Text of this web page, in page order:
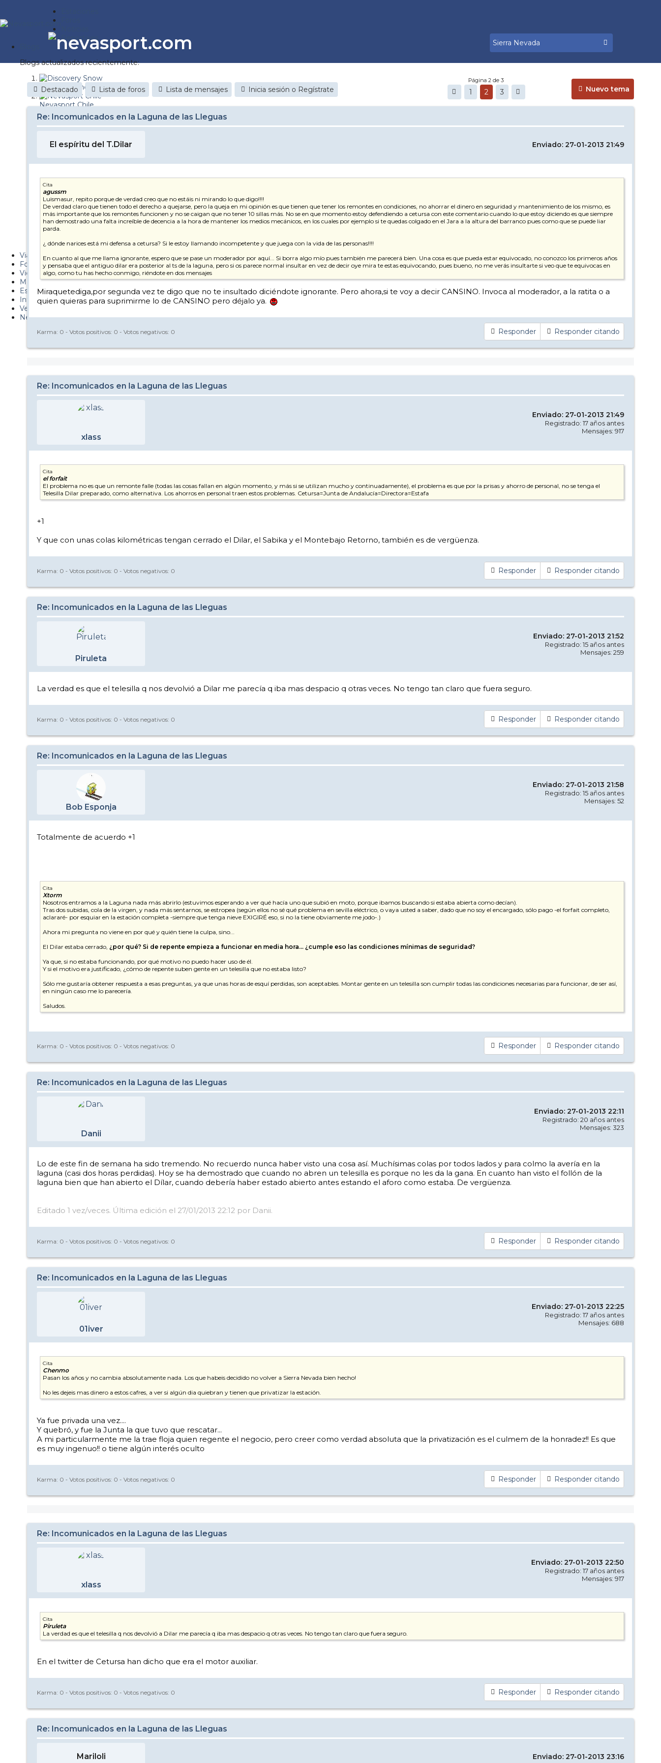
Reportajes
Blogs actualizados recientemente:
Discovery Snow
Nevasport Chile
Esquiaryviajar.com
nevasport blog
It's a powder da
Diario de un friki
Revista NIX
Metiendo Cantos
PUCAF - Blog
Viajes
Fotos
Videos
Material
Esquí Pro
Infonieve
Verano
Nevalog
Nuevo tema
Destacado Lista de foros Lista de mensajes Inicia sesión o Regístrate
Página 2 de 3
1 2 3
Re: Incomunicados en la Laguna de las Lleguas
El espíritu del T.Dilar Enviado: 27-01-2013 21:49
Cita
agussm
Luismasur, repito porque de verdad creo que no estáis ni mirando lo que digo!!!!
De verdad claro que tienen todo el derecho a quejarse, pero la queja en mi opinión es que tienen que tener los remontes en condiciones, no ahorrar el dinero en seguridad y mantenimiento de los mismo, es
más importante que los remontes funcionen y no se caigan que no tener 10 sillas más. No se en que momento estoy defendiendo a cetursa con este comentario cuando lo que estoy diciendo es que siempre
han demostrado una falta increíble de decencia a la hora de mantener los medios mecánicos, en los cuales por ejemplo si te quedas colgado en el Jara a la altura del barranco pues como que se puede liar
parda.
¿ dónde narices está mi defensa a cetursa? Si le estoy llamando incompetente y que juega con la vida de las personas!!!!
En cuanto al que me llama ignorante, espero que se pase un moderador por aquí... Si borra algo mío pues también me parecerá bien. Una cosa es que pueda estar equivocado, no conozco los primeros años
y pensaba que el antiguo dilar era posterior al ts de la laguna, pero si os parece normal insultar en vez de decir oye mira te estas equivocando, pues bueno, no me verás insultarte si veo que te equivocas en
algo, como tu has hecho conmigo, riéndote en dos mensajes
Miraquetediga,por segunda vez te digo que no te insultado diciéndote ignorante. Pero ahora,si te voy a decir CANSINO. Invoca al moderador, a la ratita o a
quien quieras para suprimirme lo de CANSINO pero déjalo ya.
Responder Responder citando
Karma: 0 - Votos positivos: 0 - Votos negativos: 0
Re: Incomunicados en la Laguna de las Lleguas
xlass
Enviado: 27-01-2013 21:49
Registrado: 17 años antes
Mensajes: 917
Cita
el forfait
El problema no es que un remonte falle (todas las cosas fallan en algún momento, y más si se utilizan mucho y continuadamente), el problema es que por la prisas y ahorro de personal, no se tenga el
Telesilla Dilar preparado, como alternativa. Los ahorros en personal traen estos problemas. Cetursa=Junta de Andalucía=Directora=Estafa
+1
Y que con unas colas kilométricas tengan cerrado el Dilar, el Sabika y el Montebajo Retorno, también es de vergüenza.
Responder Responder citando
Karma: 0 - Votos positivos: 0 - Votos negativos: 0
Re: Incomunicados en la Laguna de las Lleguas
Piruleta
Enviado: 27-01-2013 21:52
Registrado: 15 años antes
Mensajes: 259
La verdad es que el telesilla q nos devolvió a Dilar me parecía q iba mas despacio q otras veces. No tengo tan claro que fuera seguro.
Responder Responder citando
Karma: 0 - Votos positivos: 0 - Votos negativos: 0
Re: Incomunicados en la Laguna de las Lleguas
Bob Esponja
Enviado: 27-01-2013 21:58
Registrado: 15 años antes
Mensajes: 52
Totalmente de acuerdo +1
Cita
Xtorm
Nosotros entramos a la Laguna nada más abrirlo (estuvimos esperando a ver qué hacía uno que subió en moto, porque ibamos buscando si estaba abierta como decían).
Tras dos subidas, cola de la virgen, y nada más sentarnos, se estropea (según ellos no sé qué problema en sevilla eléctrico, o vaya usted a saber, dado que no soy el encargado, sólo pago -el forfait completo,
aclararé- por esquiar en la estación completa -siempre que tenga nieve EXIGIRÉ eso, si no la tiene obviamente me jodo-.)
Ahora mi pregunta no viene en por qué y quién tiene la culpa, sino...
El Dilar estaba cerrado, ¿por qué? Si de repente empieza a funcionar en media hora... ¿cumple eso las condiciones mínimas de seguridad?
Ya que, si no estaba funcionando, por qué motivo no puedo hacer uso de él.
Y si el motivo era justificado, ¿cómo de repente suben gente en un telesilla que no estaba listo?
Sólo me gustaría obtener respuesta a esas preguntas, ya que unas horas de esquí perdidas, son aceptables. Montar gente en un telesilla son cumplir todas las condiciones necesarias para funcionar, de ser así,
en ningún caso me lo parecería.
Saludos.
Responder Responder citando
Karma: 0 - Votos positivos: 0 - Votos negativos: 0
Re: Incomunicados en la Laguna de las Lleguas
Danii
Enviado: 27-01-2013 22:11
Registrado: 20 años antes
Mensajes: 323
Lo de este fin de semana ha sido tremendo. No recuerdo nunca haber visto una cosa así. Muchísimas colas por todos lados y para colmo la avería en la
laguna (casi dos horas perdidas). Hoy se ha demostrado que cuando no abren un telesilla es porque no les da la gana. En cuanto han visto el follón de la
laguna bien que han abierto el Dílar, cuando debería haber estado abierto antes estando el aforo como estaba. De vergüenza.
Editado 1 vez/veces. Última edición el 27/01/2013 22:12 por Danii.
Responder Responder citando
Karma: 0 - Votos positivos: 0 - Votos negativos: 0
Re: Incomunicados en la Laguna de las Lleguas
01iver
Enviado: 27-01-2013 22:25
Registrado: 17 años antes
Mensajes: 688
Cita
Chenmo
Pasan los años y no cambia absolutamente nada. Los que habeis decidido no volver a Sierra Nevada bien hecho!
No les dejeis mas dinero a estos cafres, a ver si algún dia quiebran y tienen que privatizar la estación.
Ya fue privada una vez....
Y quebró, y fue la Junta la que tuvo que rescatar...
A mi particularmente me la trae floja quien regente el negocio, pero creer como verdad absoluta que la privatización es el culmem de la honradez!! Es que
es muy ingenuo!! o tiene algún interés oculto
Responder Responder citando
Karma: 0 - Votos positivos: 0 - Votos negativos: 0
Re: Incomunicados en la Laguna de las Lleguas
xlass
Enviado: 27-01-2013 22:50
Registrado: 17 años antes
Mensajes: 917
Cita
Piruleta
La verdad es que el telesilla q nos devolvió a Dilar me parecía q iba mas despacio q otras veces. No tengo tan claro que fuera seguro.
En el twitter de Cetursa han dicho que era el motor auxiliar.
Responder Responder citando
Karma: 0 - Votos positivos: 0 - Votos negativos: 0
Re: Incomunicados en la Laguna de las Lleguas
Mariloli Enviado: 27-01-2013 23:16